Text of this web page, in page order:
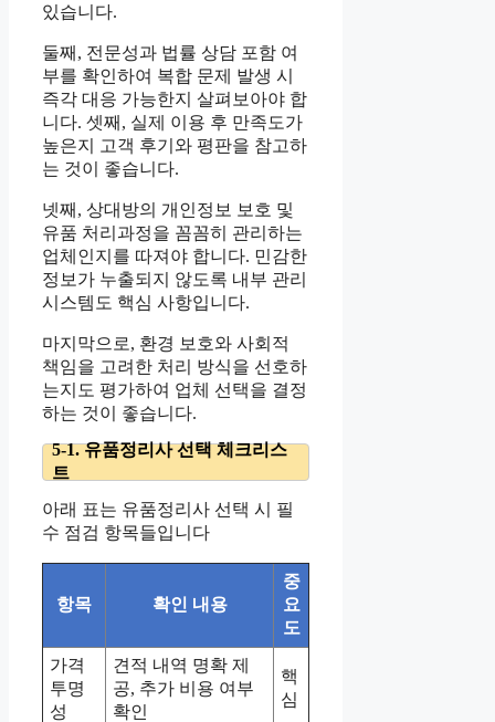
있습니다.
둘째, 전문성과 법률 상담 포함 여
부를 확인하여 복합 문제 발생 시
즉각 대응 가능한지 살펴보아야 합
니다. 셋째, 실제 이용 후 만족도가
높은지 고객 후기와 평판을 참고하
는 것이 좋습니다.
넷째, 상대방의 개인정보 보호 및
유품 처리과정을 꼼꼼히 관리하는
업체인지를 따져야 합니다. 민감한
정보가 누출되지 않도록 내부 관리
시스템도 핵심 사항입니다.
마지막으로, 환경 보호와 사회적
책임을 고려한 처리 방식을 선호하
는지도 평가하여 업체 선택을 결정
하는 것이 좋습니다.
5-1. 유품정리사 선택 체크리스
트
아래 표는 유품정리사 선택 시 필
수 점검 항목들입니다
항목 확인 내용
중
요
도
가격
투명
성
견적 내역 명확 제
공, 추가 비용 여부
확인
핵
심